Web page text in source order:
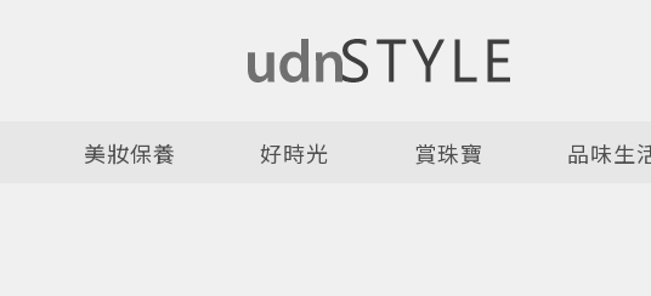
美妝保養 好時光 賞珠寶 品味生